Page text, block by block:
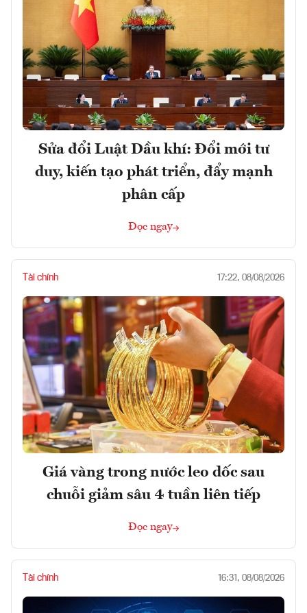
Sửa đổi Luật Dầu khí: Đổi mới tư
duy, kiến tạo phát triển, đẩy mạnh
phân cấp
Đọc ngay
Tài chính 17:22, 08/08/2026
Giá vàng trong nước leo dốc sau
chuỗi giảm sâu 4 tuần liên tiếp
Đọc ngay
Tài chính 16:31, 08/08/2026